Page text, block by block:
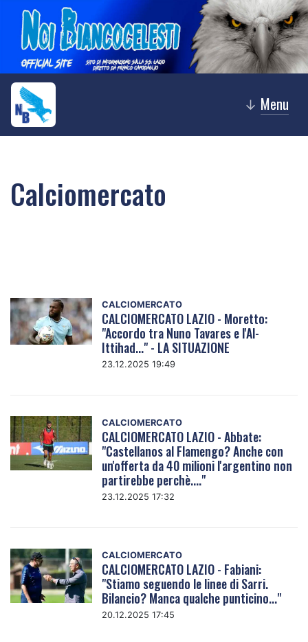
↓ Menu
Calciomercato
CALCIOMERCATO
CALCIOMERCATO LAZIO - Moretto:
"Accordo tra Nuno Tavares e l'Al-
Ittihad..." - LA SITUAZIONE
23.12.2025 19:49
CALCIOMERCATO
CALCIOMERCATO LAZIO - Abbate:
"Castellanos al Flamengo? Anche con
un'offerta da 40 milioni l'argentino non
partirebbe perchè...."
23.12.2025 17:32
CALCIOMERCATO
CALCIOMERCATO LAZIO - Fabiani:
"Stiamo seguendo le linee di Sarri.
Bilancio? Manca qualche punticino..."
20.12.2025 17:45